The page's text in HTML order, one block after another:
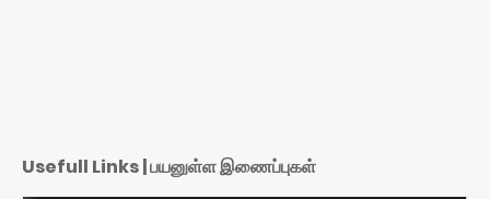
Usefull Links | பயனுள்ள இணைப்புகள்